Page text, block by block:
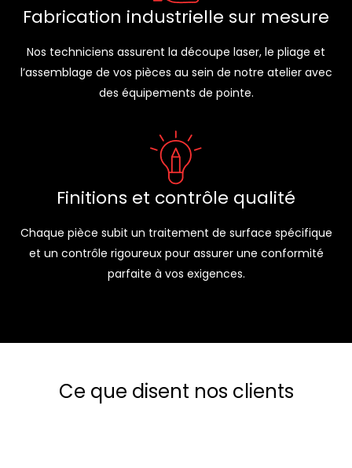
Fabrication industrielle sur mesure
Nos techniciens assurent la découpe laser, le pliage et
l’assemblage de vos pièces au sein de notre atelier avec
des équipements de pointe.
Finitions et contrôle qualité
Chaque pièce subit un traitement de surface spécifique
et un contrôle rigoureux pour assurer une conformité
parfaite à vos exigences.
Ce que disent nos clients